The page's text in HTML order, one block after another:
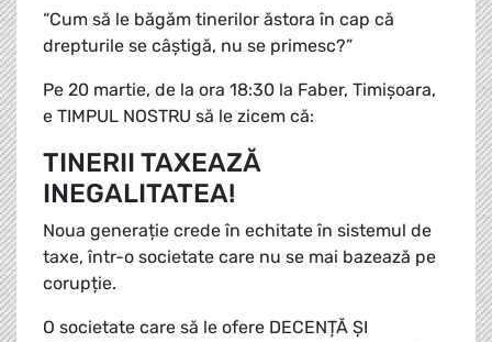
“Cum să le băgăm tinerilor ăstora în cap că
drepturile se câștigă, nu se primesc?”
Pe 20 martie, de la ora 18:30 la Faber, Timișoara,
e TIMPUL NOSTRU să le zicem că:
TINERII TAXEAZĂ
INEGALITATEA!
Noua generație crede în echitate în sistemul de
taxe, într-o societate care nu se mai bazează pe
corupție.
O societate care să le ofere DECENȚĂ ȘI